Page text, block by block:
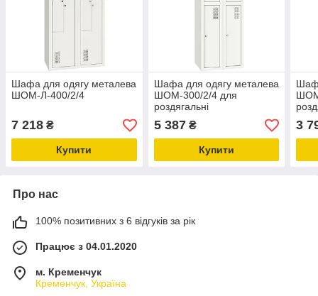
Шафа для одягу металева
ШОМ-Л-400/2/4
7 218 ₴
Купити
Шафа для одягу металева
ШОМ-300/2/4 для
роздягальні
5 387₴
Купити
3
Про нас
100% позитивних з 6 відгуків за рік
Працює з 04.01.2020
м. Кременчук
Кременчук, Україна